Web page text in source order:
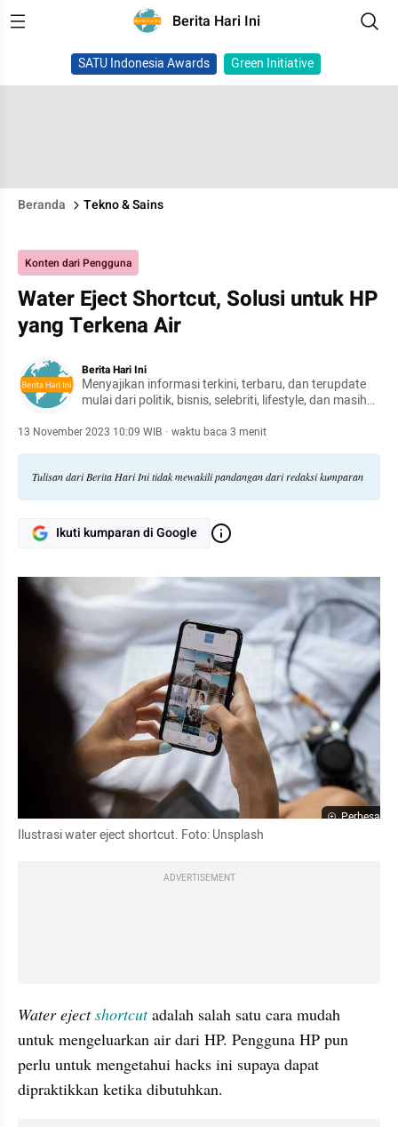
Berita Hari Ini
SATU Indonesia Awards Green Initiative
Beranda Tekno & Sains
Konten dari Pengguna
Water Eject Shortcut, Solusi untuk HP
yang Terkena Air
Berita Hari Ini
Menyajikan informasi terkini, terbaru, dan terupdate
mulai dari politik, bisnis, selebriti, lifestyle, dan masih
13 November 2023 10:09 WIB · waktu baca 3 menit
Tulisan dari Berita Hari Ini tidak mewakili pandangan dari redaksi kumparan
Ikuti kumparan di Google
Perbesar
Ilustrasi water eject shortcut. Foto: Unsplash
ADVERTISEMENT
Water eject shortcut adalah salah satu cara mudah
untuk mengeluarkan air dari HP. Pengguna HP pun
perlu untuk mengetahui hacks ini supaya dapat
dipraktikkan ketika dibutuhkan.